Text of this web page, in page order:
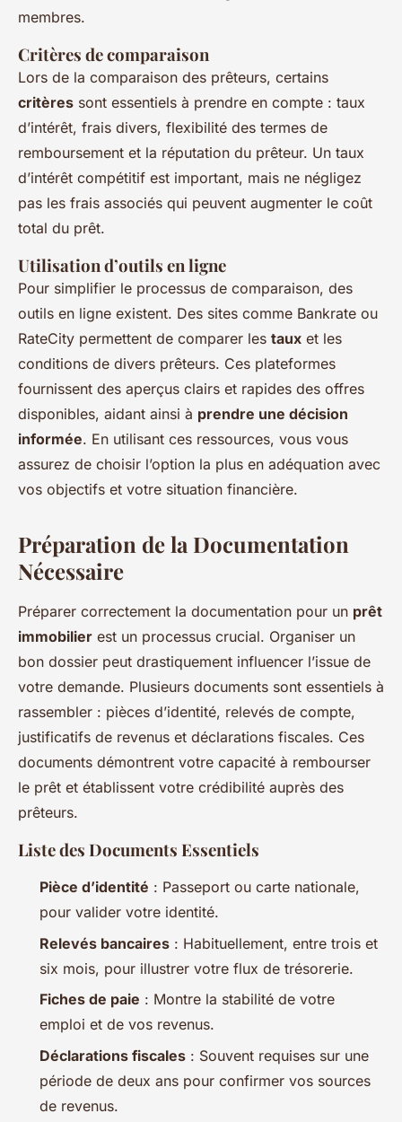
membres.
Critères de comparaison
Lors de la comparaison des prêteurs, certains
critères sont essentiels à prendre en compte : taux
d’intérêt, frais divers, flexibilité des termes de
remboursement et la réputation du prêteur. Un taux
d’intérêt compétitif est important, mais ne négligez
pas les frais associés qui peuvent augmenter le coût
total du prêt.
Utilisation d’outils en ligne
Pour simplifier le processus de comparaison, des
outils en ligne existent. Des sites comme Bankrate ou
RateCity permettent de comparer les taux et les
conditions de divers prêteurs. Ces plateformes
fournissent des aperçus clairs et rapides des offres
disponibles, aidant ainsi à prendre une décision
informée. En utilisant ces ressources, vous vous
assurez de choisir l’option la plus en adéquation avec
vos objectifs et votre situation financière.
Préparation de la Documentation
Nécessaire
Préparer correctement la documentation pour un prêt
immobilier est un processus crucial. Organiser un
bon dossier peut drastiquement influencer l’issue de
votre demande. Plusieurs documents sont essentiels à
rassembler : pièces d’identité, relevés de compte,
justificatifs de revenus et déclarations fiscales. Ces
documents démontrent votre capacité à rembourser
le prêt et établissent votre crédibilité auprès des
prêteurs.
Liste des Documents Essentiels
Pièce d’identité : Passeport ou carte nationale,
pour valider votre identité.
Relevés bancaires : Habituellement, entre trois et
six mois, pour illustrer votre flux de trésorerie.
Fiches de paie : Montre la stabilité de votre
emploi et de vos revenus.
Déclarations fiscales : Souvent requises sur une
période de deux ans pour confirmer vos sources
de revenus.